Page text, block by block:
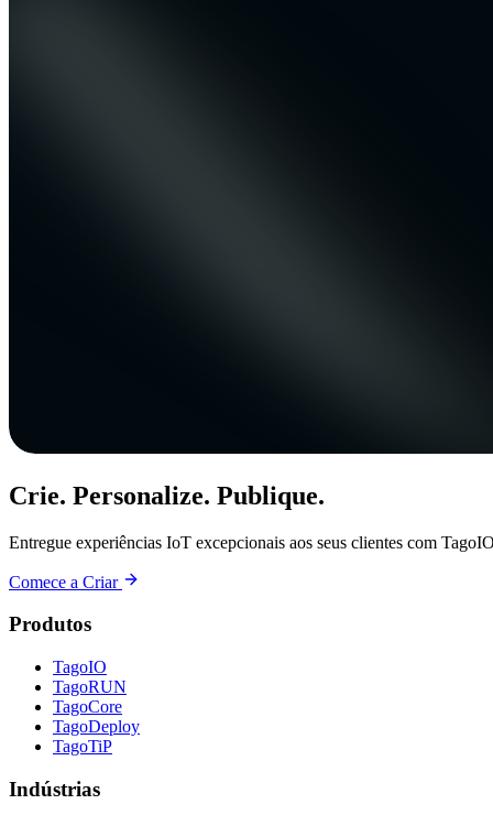
Crie. Personalize. Publique.
Entregue experiências IoT excepcionais aos seus clientes com
Comece a Criar
Produtos
TagoIO
TagoRUN
TagoCore
TagoDeploy
TagoTiP
Indústrias